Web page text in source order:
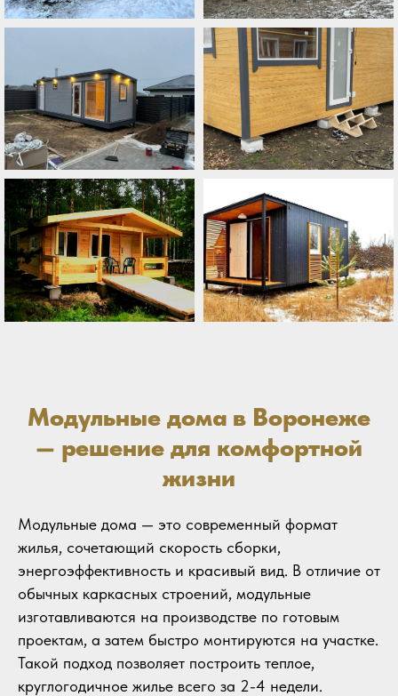
Модульные дома в Воронеже
— решение для комфортной
жизни
Модульные дома — это современный формат
жилья, сочетающий скорость сборки,
энергоэффективность и красивый вид. В отличие от
обычных каркасных строений, модульные
изготавливаются на производстве по готовым
проектам, а затем быстро монтируются на участке.
Такой подход позволяет построить теплое,
круглогодичное жилье всего за 2-4 недели.